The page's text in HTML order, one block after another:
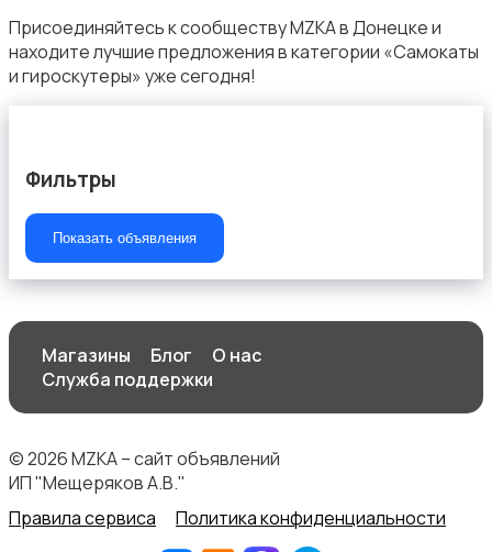
Тренажеры и фитнес
Спортивное питание
Другое
Присоединяйтесь к сообществу MZKA в Донецке и
находите лучшие предложения в категории «Самокаты
и гироскутеры» уже сегодня!
Фильтры
Показать объявления
Магазины Блог
О нас
Служба поддержки
© 2026 MZKA – сайт объявлений
ИП "Мещеряков А.В."
Правила сервиса
Политика конфиденциальности